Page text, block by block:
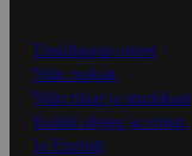
Ensitilaajan ohjeet
Näin maksat
Näin tilaat ja muokkaat
Kaikki ohjeet ja vinkit
In English